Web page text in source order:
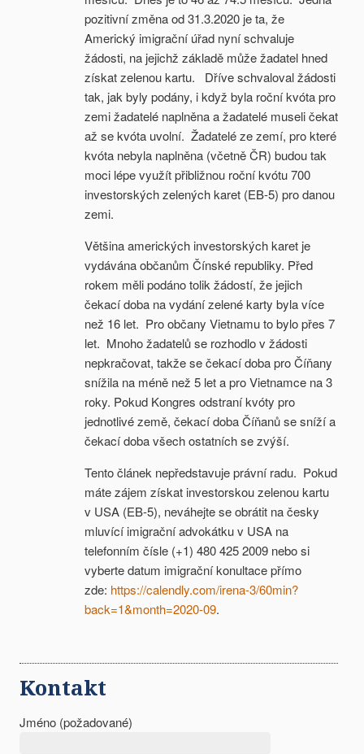
pozitivní změna od 31.3.2020 je ta, že
Americký imigrační úřad nyní schvaluje
žádosti, na jejichž základě může žadatel hned
získat zelenou kartu. Dříve schvaloval žádosti
tak, jak byly podány, i když byla roční kvóta pro
zemi žadatelé naplněna a žadatelé museli čekat
až se kvóta uvolní. Žadatelé ze zemí, pro které
kvóta nebyla naplněna (včetně ČR) budou tak
moci lépe využít přibližnou roční kvótu 700
investorských zelených karet (EB-5) pro danou
zemi.
Většina amerických investorských karet je
vydávána občanům Čínské republiky. Před
rokem měli podáno tolik žádostí, že jejich
čekací doba na vydání zelené karty byla více
než 16 let. Pro občany Vietnamu to bylo přes 7
let. Mnoho žadatelů se rozhodlo v žádosti
nepkračovat, takže se čekací doba pro Číňany
snížila na méně než 5 let a pro Vietnamce na 3
roky. Pokud Kongres odstraní kvóty pro
jednotlivé země, čekací doba Číňanů se sníží a
čekací doba všech ostatních se zvýší.
Tento článek nepředstavuje právní radu. Pokud
máte zájem získat investorskou zelenou kartu
v USA (EB-5), neváhejte se obrátit na česky
mluvící imigrační advokátku v USA na
telefonním čísle (+1) 480 425 2009 nebo si
vyberte datum imigrační konultace přímo
zde: https://calendly.com/irena-3/60min?
back=1&month=2020-09.
Kontakt
Jméno (požadované)